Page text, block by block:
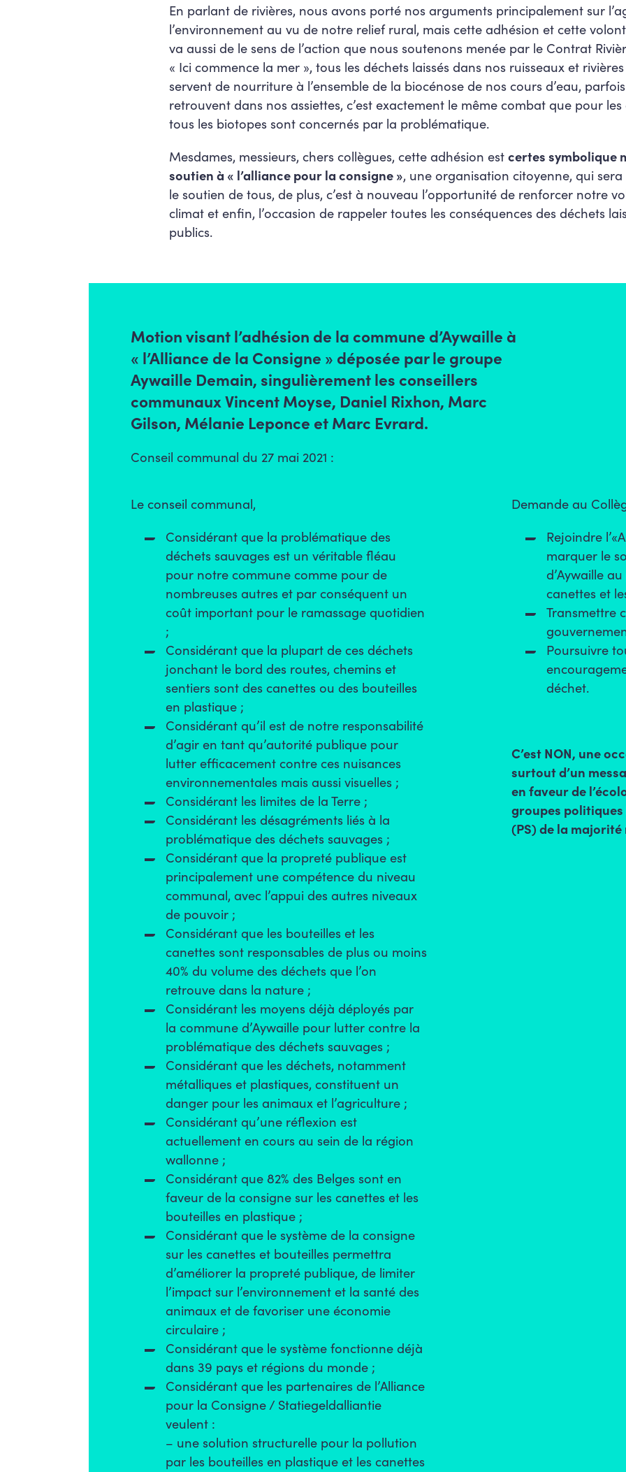
En parlant de rivières, nous avons porté nos arguments principalement sur
l’environnement au vu de notre relief rural, mais cette adhésion et cette
va aussi de le sens de l’action que nous soutenons menée par le Contrat
« Ici commence la mer », tous les déchets laissés dans nos ruisseaux et
servent de nourriture à l’ensemble de la biocénose de nos cours d’eau,
retrouvent dans nos assiettes, c’est exactement le même combat que pour
tous les biotopes sont concernés par la problématique.
Mesdames, messieurs, chers collègues, cette adhésion estcertes symbolique
soutien à « l’alliance pour la consigne », une organisation citoyenne, qui
le soutien de tous, de plus, c’est à nouveau l’opportunité de renforcer notre
climat et enfin, l’occasion de rappeler toutes les conséquences des déchets
publics.
Motion visant l’adhésion de la commune d’Aywaille à
« l’Alliance de la Consigne » déposée par le groupe
Aywaille Demain, singulièrement les conseillers
communaux Vincent Moyse, Daniel Rixhon, Marc
Gilson, Mélanie Leponce et Marc Evrard.
Conseil communal du 27 mai 2021 :
Le conseil communal,
Considérant que la problématique des
déchets sauvages est un véritable fléau
pour notre commune comme pour de
nombreuses autres et par conséquent un
coût important pour le ramassage quotidien
;
Considérant que la plupart de ces déchets
jonchant le bord des routes, chemins et
sentiers sont des canettes ou des bouteilles
en plastique ;
Considérant qu’il est de notre responsabilité
d’agir en tant qu’autorité publique pour
lutter efficacement contre ces nuisances
environnementales mais aussi visuelles ;
Considérant les limites de la Terre ;
Considérant les désagréments liés à la
problématique des déchets sauvages ;
Considérant que la propreté publique est
principalement une compétence du niveau
communal, avec l’appui des autres niveaux
de pouvoir ;
Considérant que les bouteilles et les
canettes sont responsables de plus ou moins
40% du volume des déchets que l’on
retrouve dans la nature ;
Considérant les moyens déjà déployés par
la commune d’Aywaille pour lutter contre la
problématique des déchets sauvages ;
Considérant que les déchets, notamment
métalliques et plastiques, constituent un
danger pour les animaux et l’agriculture ;
Considérant qu’une réflexion est
actuellement en cours au sein de la région
wallonne ;
Considérant que 82% des Belges sont en
faveur de la consigne sur les canettes et les
bouteilles en plastique ;
Considérant que le système de la consigne
sur les canettes et bouteilles permettra
d’améliorer la propreté publique, de limiter
l’impact sur l’environnement et la santé des
animaux et de favoriser une économie
circulaire ;
Considérant que le système fonctionne déjà
dans 39 pays et régions du monde ;
Considérant que les partenaires de l’Alliance
pour la Consigne / Statiegeldalliantie
veulent :
– une solution structurelle pour la pollution
par les bouteilles en plastique et les canettes
Demande au
Rejoindre
marquer le
d’Aywaille
canettes et
Transmettre
Poursuivre
déchet.
C’est NON, une
surtout d’un
en faveur de
groupes politiques
(PS) de la